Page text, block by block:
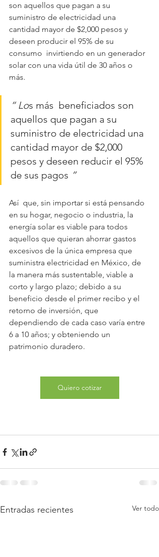
son aquellos que pagan a su
suministro de electricidad una
cantidad mayor de $2,000 pesos y
deseen producir el 95% de su
consumo  invirtiendo en un generador
solar con una vida útil de 30 años o
más.
“ Los más  beneficiados son
aquellos que pagan a su
suministro de electricidad una
cantidad mayor de $2,000
pesos y deseen reducir el 95%
de sus pagos ”
Así  que, sin importar si está pensando
en su hogar, negocio o industria, la
energía solar es viable para todos
aquellos que quieran ahorrar gastos
excesivos de la única empresa que
suministra electricidad en México, de
la manera más sustentable, viable a
corto y largo plazo; debido a su
beneficio desde el primer recibo y el
retorno de inversión, que
dependiendo de cada caso varía entre
6 a 10 años; y obteniendo un
patrimonio duradero.
Quiero cotizar
Entradas recientes Ver todo